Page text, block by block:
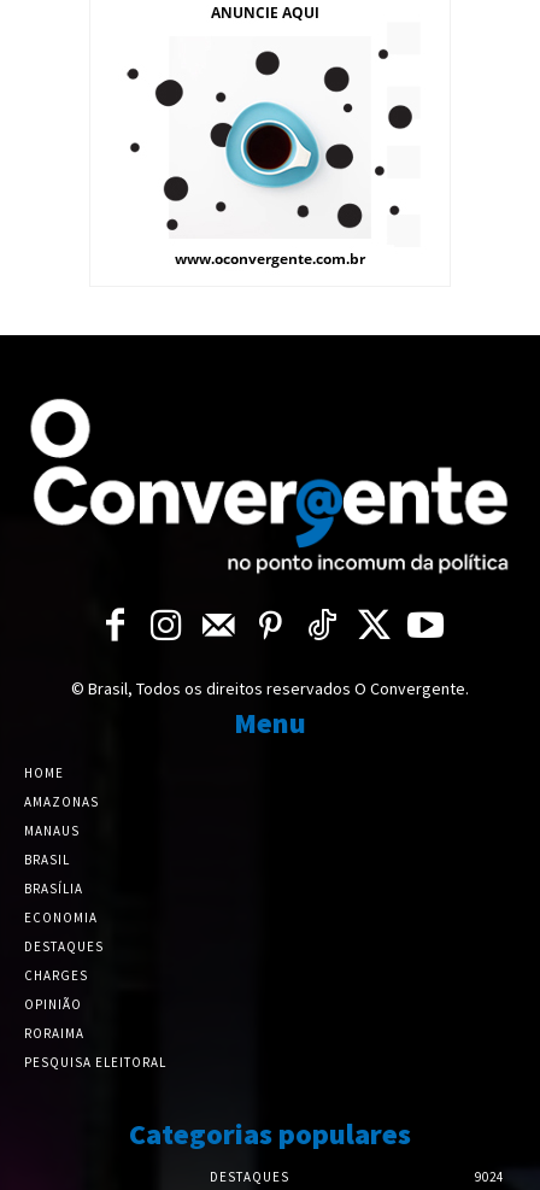
© Brasil, Todos os direitos reservados O Convergente.
Menu
HOME
AMAZONAS
MANAUS
BRASIL
BRASÍLIA
ECONOMIA
DESTAQUES
CHARGES
OPINIÃO
RORAIMA
PESQUISA ELEITORAL
Categorias populares
DESTAQUES 9024